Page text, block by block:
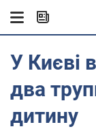
У Києві
два
дитину